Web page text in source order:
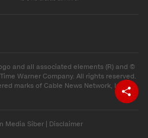
and all associated elements (R) and ©
Warner Company. All rights reserved.
marks of Cable News Network, Inc.,
Media Siber | Disclaimer